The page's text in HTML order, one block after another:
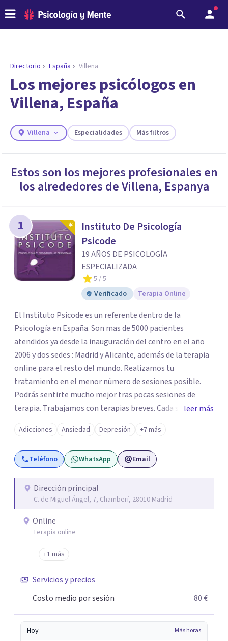
ENCONTRAR MI TERAPEUTA
¿Necesitas ayuda para encontrar el
psicólogo adecuado?
Responde a unas breves preguntas y te ofreceremos
necesidades.
Directorio España Villena
Los mejores psicólogos en
Villena, España
Villena Especialidades Más filtros
Estos son los mejores profesionales en
los alrededores deVillena, Espanya
1
Instituto De Psicología
Psicode
19 AÑOS DE PSICOLOGÍA
ESPECIALIZADA
5 / 5
Verificado
Terapia Online
El Instituto Psicode es un referente dentro de la
Psicología en España. Son mas de 5000 pacientes
atendidos ya desde la inauguración del centro en el año
2006 y dos sedes : Madrid y Alicante, además de la terapia
online para el resto del mundo. Realizamos tu
tratamiento en el menor número de sesiones posible.
Podrás sentirte mucho mejor tras pocas sesiones de
terapia. Trabajamos con terapias breves. Cada sesión de
terapia te resultará de utilidad y te ayudará a conseguir
tus objetivos. Entre nuestras especialidades destaca la
terapia de pareja y sexual, así como el tratamiento de
problemas emocionales, obsesiones, ansiedad , estrés,
además con un servicio de hipnosis regresiva para el
trabajo de "Terapia del Alma".
leer más
Adicciones Ansiedad Depresión +7 más
Teléfono WhatsApp Email
Dirección principal
C. de Miguel Ángel, 7, Chamberí, 28010 Madrid
Online
Terapia online
+1 más
Servicios y precios
Costo medio por sesión
80 €
Hoy Más horas